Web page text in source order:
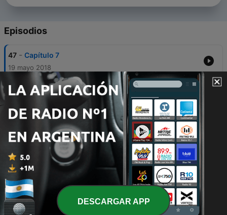
Episodios
47 - Capítulo 7
19 mayo 2018
46 - Capítulo 6
45 - Capítulo 5
19 mayo 2018
44 - Capítulo 4
19 mayo 2018
43 - Capítulo 3
19 mayo 2018 DESCARGAR APP